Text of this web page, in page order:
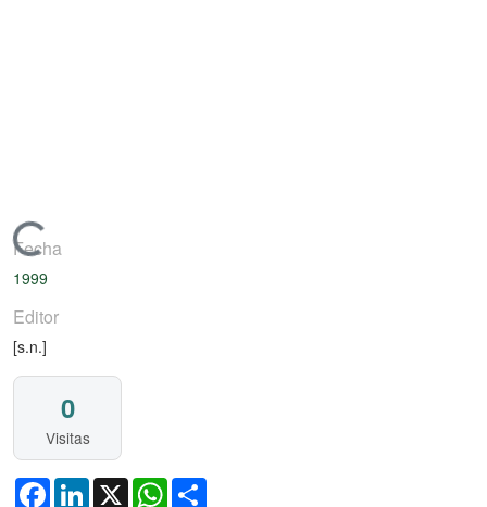
Cargando...
Fecha
1999
Editor
[s.n.]
0
Visitas
FacebookLinkedIn
X WhatsApp